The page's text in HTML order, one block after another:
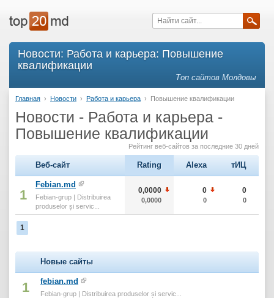
Новости: Работа и карьера: Повышение
квалификации
Топ сайтов Молдовы
Главная › Новости › Работа и карьера › Повышение квалификации
Новости - Работа и карьера -
Повышение квалификации
Рейтинг веб-сайтов за последние 30 дней
Веб-сайт Rating Alexa тИЦ
1
Febian.md
Febian-grup | Distribuirea
produselor și servic...
0,0000
0,0000
0
0
0
0
1
Новые сайты
1 febian.md
Febian-grup | Distribuirea produselor și servic...